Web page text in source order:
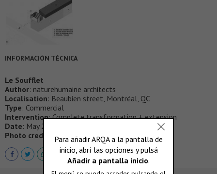
INFORMACIÓN TÉCNICA
Le Soufflet
Author: naturehumaine architects
Localisation: Beaubien street, Montréal, QC
Type: Commercial
Intervention: Complete transformation + extension
Date: May 2018
Photo credits
: Adrien Williams